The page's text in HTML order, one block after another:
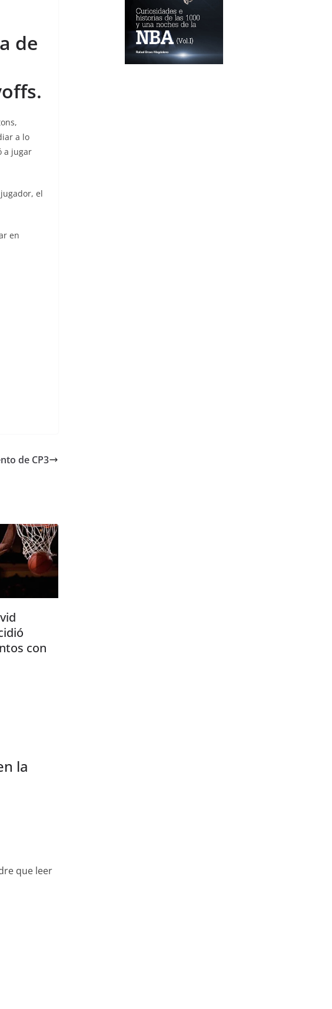
de
a lo
a jugar
el
en
de CP3
con
la
que leer